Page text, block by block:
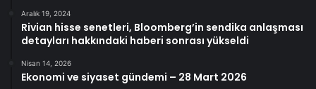
Aralık 19, 2024
Rivian hisse senetleri, Bloomberg’in sendika anlaşması
detayları hakkındaki haberi sonrası yükseldi
Nisan 14, 2026
Ekonomi ve siyaset gündemi – 28 Mart 2026